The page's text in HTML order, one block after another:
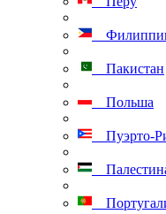
Пакистан
Польша
Пуэрто-